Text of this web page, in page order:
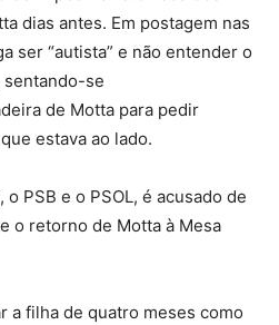
dias antes. Em postagem nas
ser “autista” e não entender o
sentando-se
de Motta para pedir
estava ao lado.
PSB e o PSOL, é acusado de
o retorno de Motta à Mesa
a filha de quatro meses como